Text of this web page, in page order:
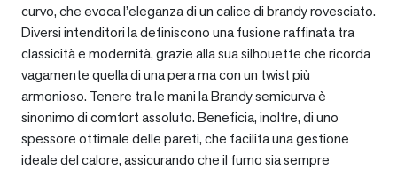
curvo, che evoca l’eleganza di un calice di brandy rovesciato.
Diversi intenditori la definiscono una fusione raffinata tra
classicità e modernità, grazie alla sua silhouette che ricorda
vagamente quella di una pera ma con un twist più
armonioso. Tenere tra le mani la Brandy semicurva è
sinonimo di comfort assoluto. Beneficia, inoltre, di uno
spessore ottimale delle pareti, che facilita una gestione
ideale del calore, assicurando che il fumo sia sempre